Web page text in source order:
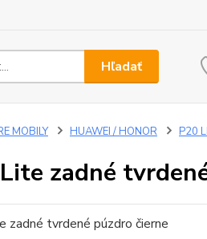
Hľadať
MOBILY HUAWEI / HONOR P20
zadné